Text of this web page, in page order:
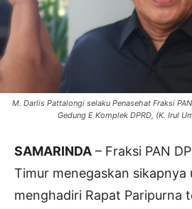
M. Darlis Pattalongi selaku Penasehat Fraksi
Gedung E Komplek DPRD, (K. Irul
SAMARINDA – Fraksi PAN
Timur menegaskan sikapnya
menghadiri Rapat Paripurna